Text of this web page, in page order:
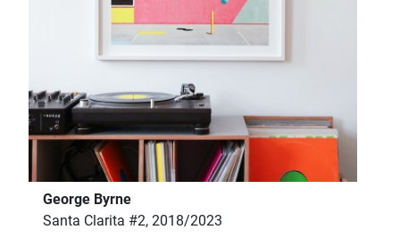
George Byrne
Santa Clarita #2, 2018/2023